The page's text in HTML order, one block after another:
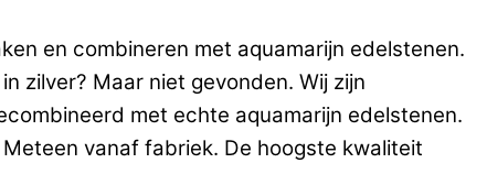
en combineren met aquamarijn edelstenen.
zilver? Maar niet gevonden. Wij zijn
met echte aquamarijn edelstenen.
vanaf fabriek. De hoogste kwaliteit